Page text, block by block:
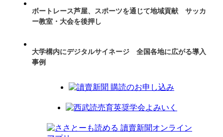
ボートレース芦屋、スポーツを通じて地域貢献 サッカ
ー教室・大会を後押し
大学構内にデジタルサイネージ 全国各地に広がる導入
事例